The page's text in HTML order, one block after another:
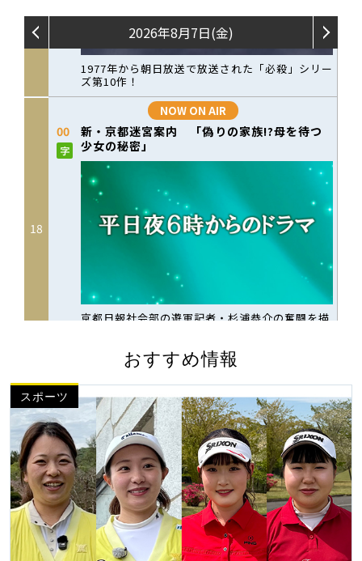
おすすめ情報
スポーツ